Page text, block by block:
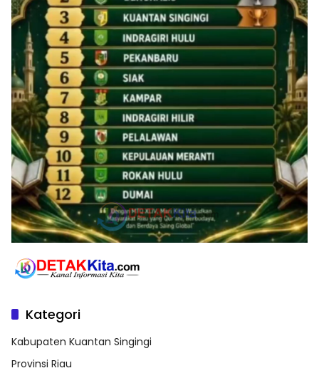
Kategori
Kabupaten Kuantan Singingi
Provinsi Riau